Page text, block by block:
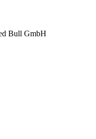
Bull GmbH